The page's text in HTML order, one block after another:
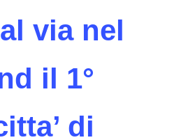
via nel
il 1°
di